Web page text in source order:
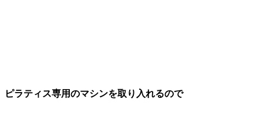
ピラティス専用のマシンを取り入れるので